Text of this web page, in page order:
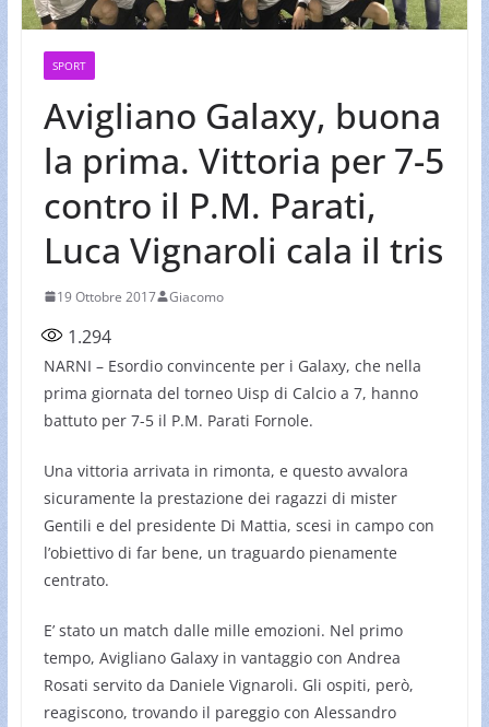
SPORT
Avigliano Galaxy, buona
la prima. Vittoria per 7-5
contro il P.M. Parati,
Luca Vignaroli cala il tris
19 Ottobre 2017 Giacomo
1.294
NARNI – Esordio convincente per i Galaxy, che nella
prima giornata del torneo Uisp di Calcio a 7, hanno
battuto per 7-5 il P.M. Parati Fornole.
Una vittoria arrivata in rimonta, e questo avvalora
sicuramente la prestazione dei ragazzi di mister
Gentili e del presidente Di Mattia, scesi in campo con
l’obiettivo di far bene, un traguardo pienamente
centrato.
E’ stato un match dalle mille emozioni. Nel primo
tempo, Avigliano Galaxy in vantaggio con Andrea
Rosati servito da Daniele Vignaroli. Gli ospiti, però,
reagiscono, trovando il pareggio con Alessandro